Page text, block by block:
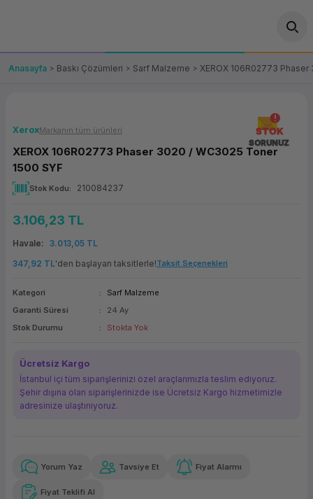
OT/VT Ürünleri
Fiş Yazıcı
Panel PC
(Firewall)
Bileşenleri
Makinesi
Makinesi
Çözümleri
Bağlantı
Yedekleme
Ürünler
Paketi
Anasayfa Baskı Çözümleri Sarf Malzeme XEROX 106R02773
STOK
SORUNUZ
XeroxMarkanın tüm ürünleri
XEROX 106R02773 Phaser 3020 / WC3025 Toner
1500 SYF
Stok Kodu 210084237
3.106,23 TL
Havale
3.013,05 TL
347,92 TL'den başlayan taksitlerle!Taksit Seçenekleri
Kategori
Sarf Malzeme
Garanti Süresi
24 Ay
Stok Durumu
Stokta Yok
Ücretsiz Kargo
İstanbul içi tüm siparişlerinizi özel araçlarımızla teslim ediyoruz.
Şehir dışına olan siparişlerinizde ise Ücretsiz Kargo hizmetimizle
adresinize ulaştırııyoruz.
Güvenilir Alışveriş
Kolay iade imkanı
347,92 TL
Yorum Yaz Tavsiye Et Fiyat Alarmı
Fiyat Teklifi Al